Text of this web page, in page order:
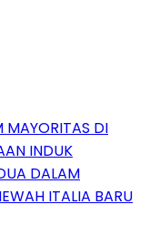
MAYORITAS DI
INDUK
DALAM
ITALIA BARU